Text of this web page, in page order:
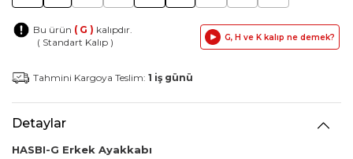
Bu ürün ( G ) kalıpdır.
( Standart Kalıp )
G, H ve K kalıp ne demek?
Tahmini Kargoya Teslim: 1 iş günü
Detaylar
HASBI-G Erkek Ayakkabı